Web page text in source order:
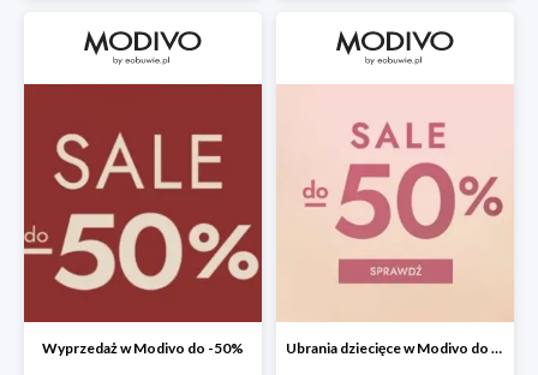
Wyprzedaż w Modivo do -50% Ubrania dziecięce w Modivo do -50%